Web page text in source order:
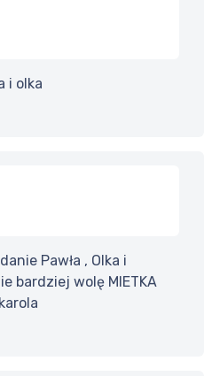
i olka
Pawła , Olka i
bardziej wolę MIETKA